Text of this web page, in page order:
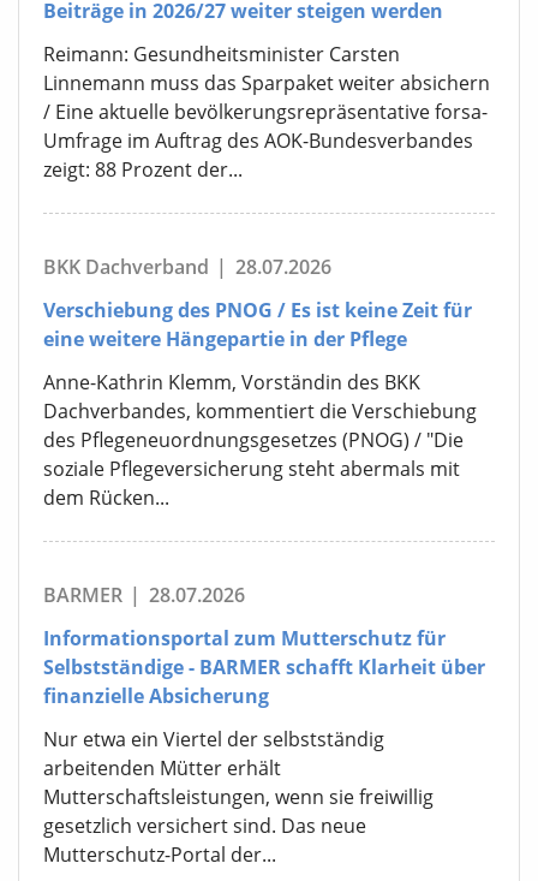
Beiträge in 2026/27 weiter steigen werden
Reimann: Gesundheitsminister Carsten
Linnemann muss das Sparpaket weiter absichern
/ Eine aktuelle bevölkerungsrepräsentative forsa-
Umfrage im Auftrag des AOK-Bundesverbandes
zeigt: 88 Prozent der...
BKK Dachverband | 28.07.2026
Verschiebung des PNOG / Es ist keine Zeit für
eine weitere Hängepartie in der Pflege
Anne-Kathrin Klemm, Vorständin des BKK
Dachverbandes, kommentiert die Verschiebung
des Pflegeneuordnungsgesetzes (PNOG) / "Die
soziale Pflegeversicherung steht abermals mit
dem Rücken...
BARMER | 28.07.2026
Informationsportal zum Mutterschutz für
Selbstständige - BARMER schafft Klarheit über
finanzielle Absicherung
Nur etwa ein Viertel der selbstständig
arbeitenden Mütter erhält
Mutterschaftsleistungen, wenn sie freiwillig
gesetzlich versichert sind. Das neue
Mutterschutz-Portal der...